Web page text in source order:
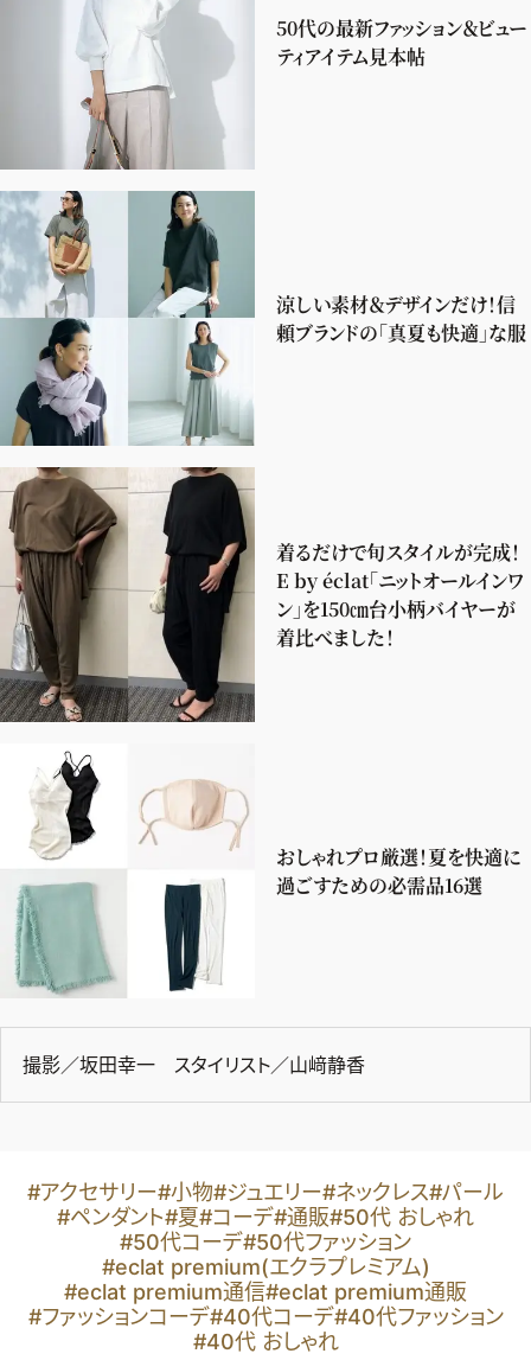
編集部から届くメールマガジン、
会員限定プレゼントや特別イベントへの応募など
特典が満載！
新規会員登録はこちら
50代の最新ファッション＆ビュー
ティアイテム見本帖
涼しい素材＆デザインだけ！信
頼ブランドの「真夏も快適」な服
着るだけで旬スタイルが完成！
E by éclat「ニットオールインワ
ン」を150㎝台小柄バイヤーが
着比べました！
おしゃれプロ厳選！夏を快適に
過ごすための必需品16選
撮影／坂田幸一 スタイリスト／山﨑静香
#アクセサリー#小物#ジュエリー#ネックレス#パール
#ペンダント#夏#コーデ#通販#50代 おしゃれ
#50代コーデ#50代ファッション
#eclat premium(エクラプレミアム)
#eclat premium通信#eclat premium通販
#ファッションコーデ#40代コーデ#40代ファッション
#40代 おしゃれ